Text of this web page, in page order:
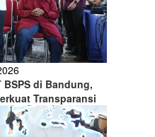
di Bandung,
Transparansi